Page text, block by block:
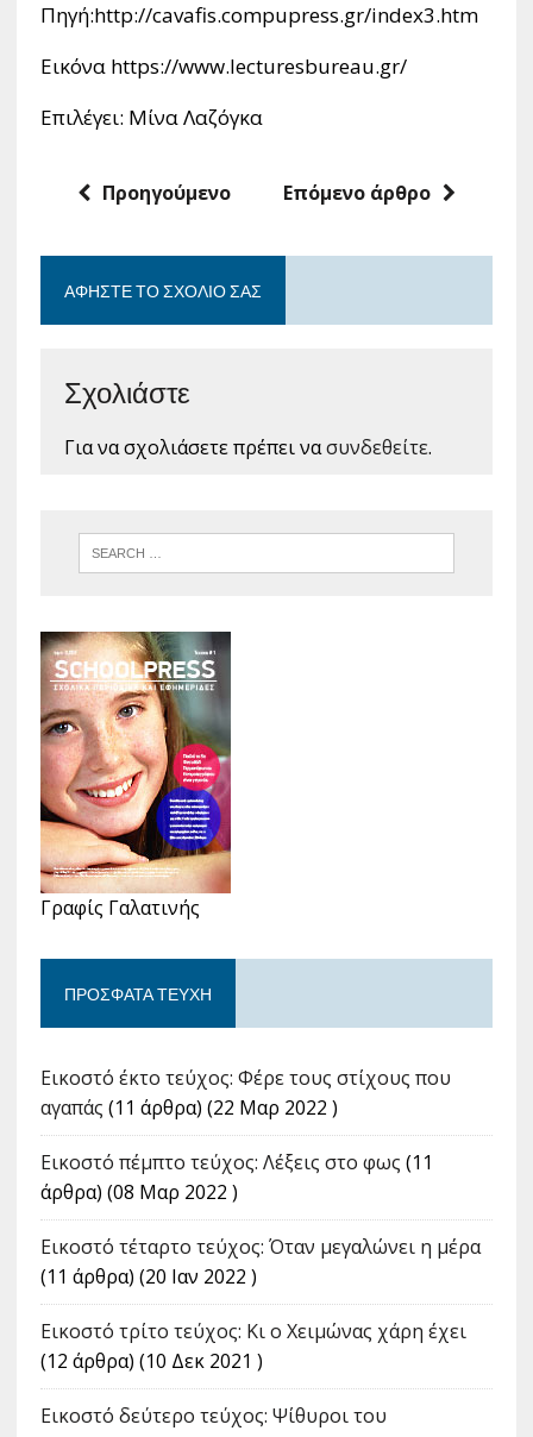
Πηγή:http://cavafis.compupress.gr/index3.htm
Εικόνα https://www.lecturesbureau.gr/
Επιλέγει: Μίνα Λαζόγκα
Προηγούμενο Επόμενο άρθρο
ΑΦΉΣΤΕ ΤΟ ΣΧΌΛΙΟ ΣΑΣ
Σχολιάστε
Για να σχολιάσετε πρέπει νασυνδεθείτε.
Γραφίς Γαλατινής
ΠΡΌΣΦΑΤΑ ΤΕΎΧΗ
Εικοστό έκτο τεύχος: Φέρε τους στίχους που
αγαπάς (11 άρθρα) (22 Μαρ 2022 )
Εικοστό πέμπτο τεύχος: Λέξεις στο φως (11
άρθρα) (08 Μαρ 2022 )
Εικοστό τέταρτο τεύχος: Όταν μεγαλώνει η μέρα
(11 άρθρα) (20 Ιαν 2022 )
Εικοστό τρίτο τεύχος: Κι ο Χειμώνας χάρη έχει
(12 άρθρα) (10 Δεκ 2021 )
Εικοστό δεύτερο τεύχος: Ψίθυροι του